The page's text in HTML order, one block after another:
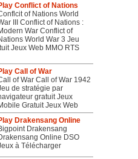
Conflict of Nations
of Nations World
III Conflict of Nations :
War Conflict of
World War 3 Jeu
Jeux Web MMO RTS
Call of War
of War Call of War 1942
de stratégie par
gratuit Jeux
Gratuit Jeux Web
Drakensang Online
Drakensang
Online DSO
à Télécharger